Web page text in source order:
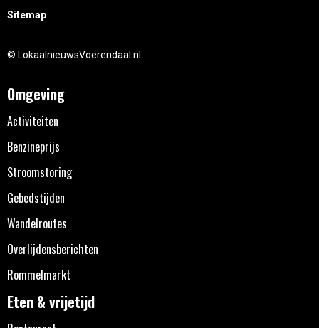
Sitemap
© LokaalnieuwsVoerendaal.nl
Omgeving
Activiteiten
Benzineprijs
Stroomstoring
Gebedstijden
Wandelroutes
Overlijdensberichten
Rommelmarkt
Eten & vrijetijd